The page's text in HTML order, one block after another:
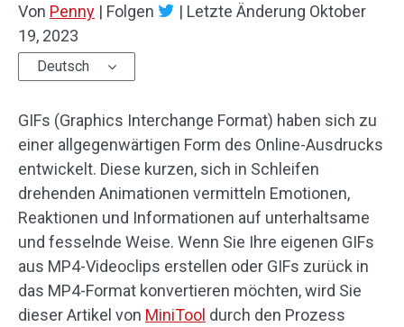
Geschwindigkeit anpassen/umkehren
Trimmen/Teilen/Zuschneiden
Text/Elemente
Videoeffekte
Videofarbe
Drehen/Spiegeln
Stapelverarbeitung
Online-Video-Downloader
Von Penny | Folgen | Letzte Änderung Oktober
19, 2023
Deutsch
GIFs (Graphics Interchange Format) haben sich zu
einer allgegenwärtigen Form des Online-Ausdrucks
entwickelt. Diese kurzen, sich in Schleifen
drehenden Animationen vermitteln Emotionen,
Reaktionen und Informationen auf unterhaltsame
und fesselnde Weise. Wenn Sie Ihre eigenen GIFs
aus MP4-Videoclips erstellen oder GIFs zurück in
das MP4-Format konvertieren möchten, wird Sie
dieser Artikel von MiniTool durch den Prozess